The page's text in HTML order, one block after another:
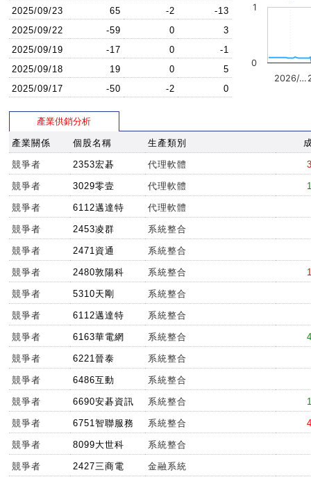
2025/09/23
65 -2
-13
2025/09/22
-59 0
3
2025/09/19
-17 0
-1
2025/09/18
19 0
5
2025/09/17
-50 -2 0
2026/…
0
1
產業供銷分析
產業關係 個股名稱 生產類別
競爭者 2353宏碁 代理軟體
競爭者 3029零壹 代理軟體
競爭者 6112邁達特 代理軟體
競爭者 2453凌群 系統整合
競爭者 2471資通 系統整合
競爭者 2480敦陽科 系統整合
競爭者 5310天剛 系統整合
競爭者 6112邁達特 系統整合
競爭者 6163華電網 系統整合
競爭者 6221晉泰 系統整合
競爭者 6486互動 系統整合
競爭者 6690安碁資訊 系統整合
競爭者 6751智聯服務 系統整合
競爭者 8099大世科 系統整合
競爭者 2427三商電 金融系統